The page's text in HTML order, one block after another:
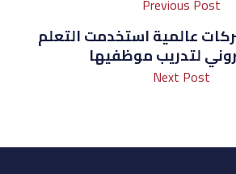
عالمية استخدمت التعلم
لتدريب موظفيها
Next Post